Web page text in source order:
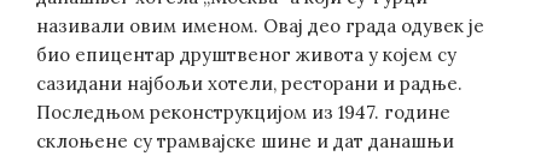
називали овим именом. Овај део града одувек је
био епицентар друштвеног живота у којем су
сазидани најбољи хотели, ресторани и радње.
Последњом реконструкцијом из 1947. године
склоњене су трамвајске шине и дат данашњи